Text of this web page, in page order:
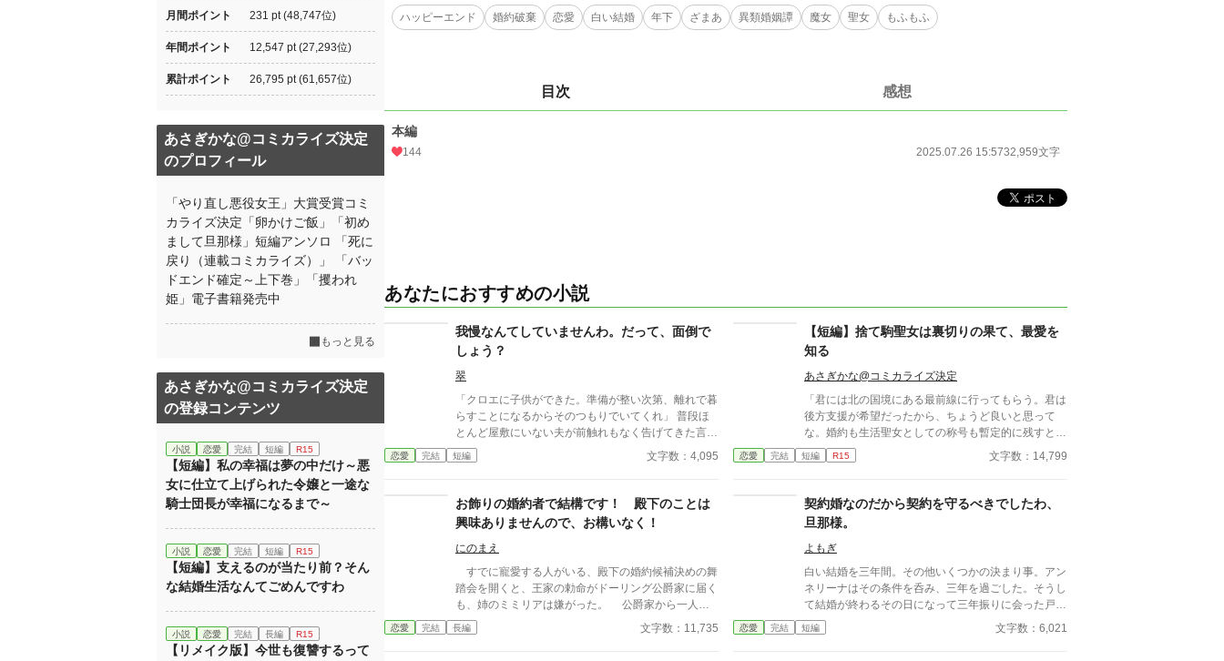
ハッピーエンド 婚約破棄 恋愛 白い結婚 年下 ざまあ 異類婚姻譚 魔女 聖女 もふもふ
目次 感想
本編
144 2025.07.26 15:5732,959文字
あなたにおすすめの小説
我慢なんてしていませんわ。だって、面倒で
しょう？
翠
「クロエに子供ができた。準備が整い次第、離れで暮
らすことになるからそのつもりでいてくれ」 普段ほ
とんど屋敷にいない夫が前触れもなく告げてきた言葉
をきっかけに、レティシアは“三年間”の契約を終わら
せることにした。 赤の他人を屋敷に迎えることはし
って、面倒でしょう？」 不誠実な夫も、無意味な結
婚も、 この際すべて切り捨ててしまいましょう。
恋愛 完結 短編 文字数：4,095
【短編】捨て駒聖女は裏切りの果て、最愛を
知る
あさぎかな@コミカライズ決定
「君には北の国境にある最前線に行ってもらう。君は
後方支援が希望だったから、ちょうど良いと思って
な。婚約も生活聖女としての称号も暫定的に残すとし
よう。私に少しでも感謝して、婚約者として最後の役
目をしっかり果たしてくれ」と婚約者のオーギュスト
王弟殿下のダニエルに取り入り、聖女ベルナデットの
有能さを発揮して「聖女ベルナデット殺害計画」を語
る。聖女だった頃の自分を捨てて本来の姿に戻ったブ
ランシュだったが、ある失態をおかし、北の領地に留
まることはできずにいた。それを王弟殿下ダニエルが
引き止めるが──。
恋愛 完結 短編 R15 文字数：14,799
お飾りの婚約者で結構です！ 殿下のことは
興味ありませんので、お構いなく！
にのまえ
すでに寵愛する人がいる、殿下の婚約候補決めの舞
踏会を開くと、王家の勅命がドーリング公爵家に届く
も、姉のミミリアは嫌がった。 公爵家から一人娘
という言葉に、舞踏会に参加することになった、ドー
リング公爵家の次女・ミーシャ。 家族の中で“役立
恋愛 完結 長編 文字数：11,735
契約婚なのだから契約を守るべきでしたわ、
旦那様。
よもぎ
白い結婚を三年間。その他いくつかの決まり事。アン
ネリーナはその条件を呑み、三年を過ごした。そうし
て結婚が終わるその日になって三年振りに会った戸籍
上の夫に離縁を切り出されたアンネリーナは言う。追
加の慰謝料を頂きます――
恋愛 完結 短編 文字数：6,021
月間ポイント 231 pt (48,747位)
年間ポイント 12,547 pt (27,293位)
累計ポイント 26,795 pt (61,657位)
あさぎかな@コミカライズ決定
のプロフィール
「やり直し悪役女王」大賞受賞コミ
カライズ決定「卵かけご飯」「初め
まして旦那様」短編アンソロ 「死に
戻り（連載コミカライズ）」 「バッ
ドエンド確定～上下巻」「攫われ
姫」電子書籍発売中
もっと見る
あさぎかな@コミカライズ決定
の登録コンテンツ
小説 恋愛 完結 短編 R15
【短編】私の幸福は夢の中だけ～悪
女に仕立て上げられた令嬢と一途な
騎士団長が幸福になるまで～
小説 恋愛 完結 短編 R15
【短編】支えるのが当たり前？そん
な結婚生活なんてごめんですわ
小説 恋愛 完結 長編 R15
【リメイク版】今世も復讐するって